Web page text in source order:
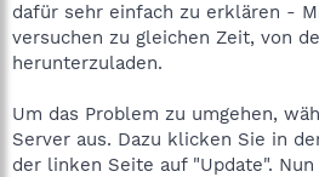
dafür sehr einfach zu erklären -
versuchen zu gleichen Zeit, von
herunterzuladen.
Um das Problem zu umgehen,
Server aus. Dazu klicken Sie in
der linken Seite auf "Update".